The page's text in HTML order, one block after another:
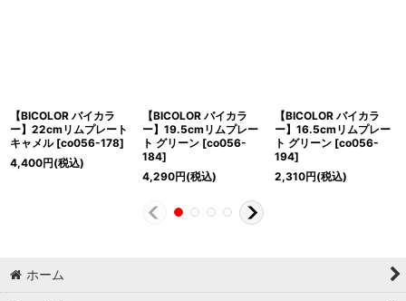
【BICOLOR バイカラ
ー】22cmリムプレート
キャメル [co056-178]
4,400円(税込)
【BICOLOR バイカラ
ー】19.5cmリムプレー
ト グリーン [co056-
184]
4,290円(税込)
【BICOLOR バイカラ
ー】16.5cmリムプレー
ト グリーン [co056-
194]
2,310円(税込)
ホーム